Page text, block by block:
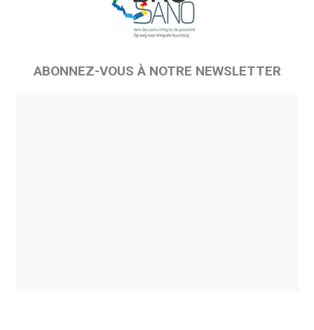
ABONNEZ-VOUS À NOTRE NEWSLETTER